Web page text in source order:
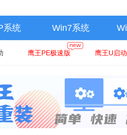
系统 Win7系统
鹰王PE极速版 鹰王U启